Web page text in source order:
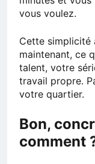
vous voulez.
Cette simplicité
maintenant, ce
talent, votre
travail propre.
votre quartier.
Bon,
comment